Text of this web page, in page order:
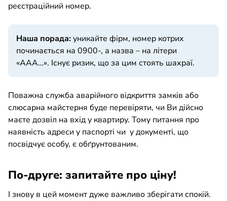
реєстраційний номер.
Наша порада:уникайте фірм, номер котрих
починається на 0900-, а назва – на літери
«ААА…». Існує ризик, що за цим стоять шахраї.
Поважна служба аварійного відкриття замків або
слюсарна майстерня буде перевіряти, чи Ви дійсно
маєте дозвіл на вхід у квартиру. Тому питання про
наявність адреси у паспорті чи у документі, що
посвідчує особу, є обґрунтованим.
По-друге: запитайте про ціну!
І знову в цей момент дуже важливо зберігати спокій.